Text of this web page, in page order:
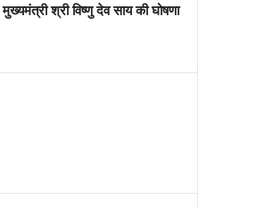
मुख्यमंत्री श्री विष्णु देव साय की घोषणा